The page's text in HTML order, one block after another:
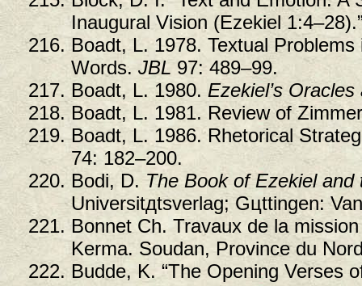
Inaugural Vision (Ezekiel
Boadt, L. 1978. Textual
Words. JBL 97: 489–99.
Boadt, L. 1980. Ezekiel’s
Boadt, L. 1981. Review of
Boadt, L. 1986. Rhetorical
74: 182–200.
Bodi, D. The Book of Ezekiel
Universitдtsverlag; Gцttingen:
Bonnet Ch. Travaux de la
Kerma. Soudan, Province du
Budde, K. “The Opening Verses